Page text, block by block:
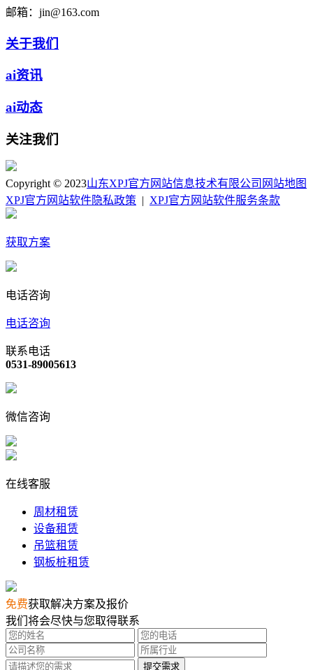
邮箱： jin@163.com
关于我们
ai资讯
ai动态
关注我们
Copyright © 2023山东XPJ官方网站信息技术有限公司 网站地图
XPJ官方网站软件隐私政策
XPJ官方网站软件服务条款
获取方案
电话咨询
电话咨询
联系电话
0531-89005613
微信咨询
在线客服
周材租赁
设备租赁
吊篮租赁
钢板桩租赁
免费获取解决方案及报价
我们将会尽快与您取得联系
提交需求